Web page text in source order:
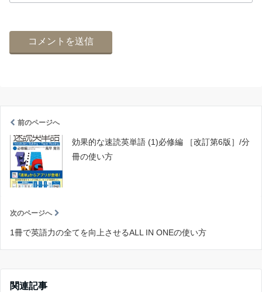
前のページへ
効果的な速読英単語 (1)必修編 ［改訂第6版］/分
冊の使い方
次のページへ
1冊で英語力の全てを向上させるALL IN ONEの使い方
関連記事